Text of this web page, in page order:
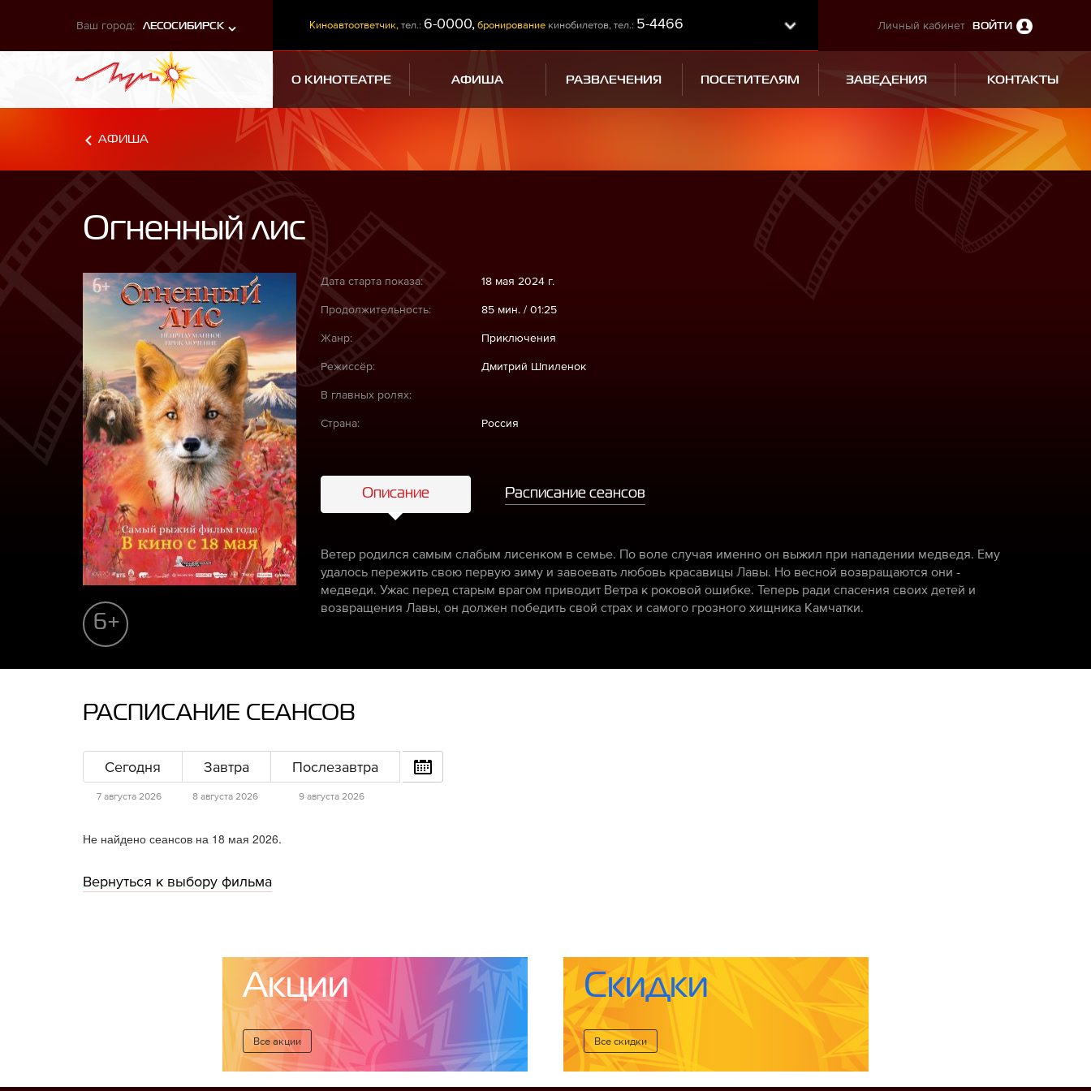
Ваш город: ЛЕСОСИБИРСК Киноавтоответчик, тел.: 6-0000, бронирование кинобилетов, тел.: 5-4466 Личный кабинет ВОЙТИ
О КИНОТЕАТРЕ АФИША РАЗВЛЕЧЕНИЯ ПОСЕТИТЕЛЯМ ЗАВЕДЕНИЯ КОНТАКТЫ
АФИША
Огненный лис
6+
Дата старта показа: 18 мая 2024 г.
Продолжительность: 85 мин. / 01:25
Жанр: Приключения
Режиссёр: Дмитрий Шпиленок
В главных ролях:
Страна: Россия
Описание Расписание сеансов
Ветер родился самым слабым лисенком в семье. По воле случая именно он выжил при нападении медведя. Ему
удалось пережить свою первую зиму и завоевать любовь красавицы Лавы. Но весной возвращаются они -
медведи. Ужас перед старым врагом приводит Ветра к роковой ошибке. Теперь ради спасения своих детей и
возвращения Лавы, он должен победить свой страх и самого грозного хищника Камчатки.
РАСПИСАНИЕ СЕАНСОВ
Сегодня
7 августа 2026
Завтра
8 августа 2026
Послезавтра
9 августа 2026
Не найдено сеансов на 18 мая 2026.
Вернуться к выбору фильма
Акции
Все акции
Скидки
Все cкидки